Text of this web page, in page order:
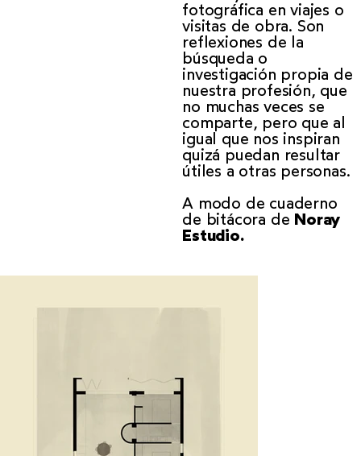
fotográfica en viajes o
visitas de obra. Son
reflexiones de la
búsqueda o
investigación propia de
nuestra profesión, que
no muchas veces se
comparte, pero que al
igual que nos inspiran
quizá puedan resultar
útiles a otras personas.
A modo de cuaderno
de bitácora de Noray
Estudio.